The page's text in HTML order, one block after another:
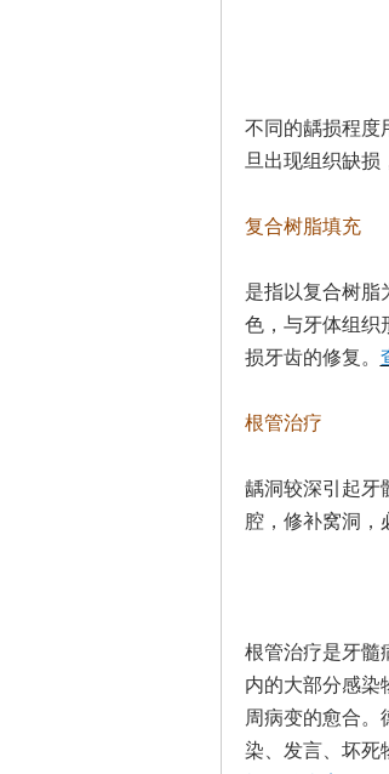
不同的龋损程度
旦出现组织缺损
复合树脂填充
是指以复合树脂
色，与牙体组织
损牙齿的修复。
根管治疗
龋洞较深引起牙
腔，修补窝洞，
根管治疗是牙髓
内的大部分感染
周病变的愈合。
染、发言、坏死